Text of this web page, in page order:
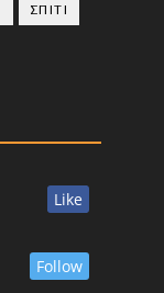
ΣΠΙΤΙ
Like
Follow